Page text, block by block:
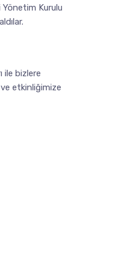
Yönetim Kurulu
ile bizlere
ve etkinliğimize